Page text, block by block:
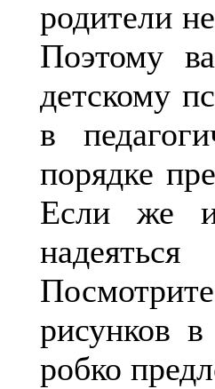
родители
Поэтому
детскому
в
порядке
Если же и
рисунков
робко